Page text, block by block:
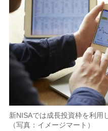
新NISAでは成長投資枠を利用
（写真：イメージマート）